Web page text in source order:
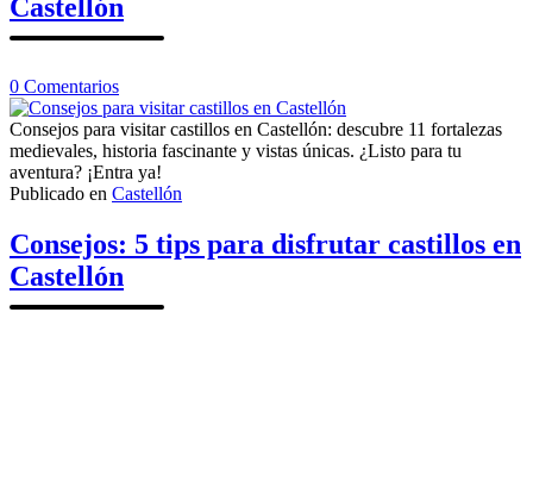
Castellón
0 Comentariosen
Consejos
para
visitar
castillos
en
Consejos para visitar castillos en Castellón: descubre 11 fortalezas
medievales, historia fascinante y vistas únicas. ¿Listo para tu
aventura? ¡Entra ya!
Publicado en Castellón
Consejos: 5 tips para disfrutar castillos en
Castellón